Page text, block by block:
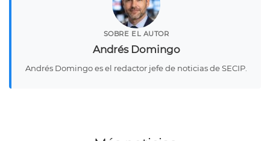
SOBRE EL AUTOR
Andrés Domingo
Andrés Domingo es el redactor jefe de noticias de SECIP.